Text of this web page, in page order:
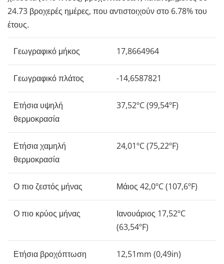
24.73 βροχερές ημέρες, που αντιστοιχούν στο 6.78% του
έτους.
Γεωγραφικό μήκος 17,8664964
Γεωγραφικό πλάτος -14,6587821
Ετήσια υψηλή
θερμοκρασία
37,52ºC (99,54ºF)
Ετήσια χαμηλή
θερμοκρασία
24,01ºC (75,22ºF)
Ο πιο ζεστός μήνας Μάιος 42,0ºC (107,6ºF)
Ο πιο κρύος μήνας
Ιανουάριος 17,52ºC
(63,54ºF)
Ετήσια βροχόπτωση 12,51mm (0,49in)